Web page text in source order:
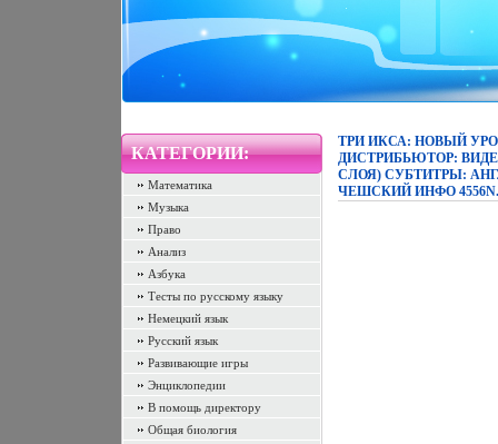
КАТЕГОРИИ:
Математика
Музыка
Право
Анализ
Азбука
Тесты по русскому языку
Немецкий язык
Русский язык
Развивающие игры
Энциклопедии
В помощь директору
Общая биология
ТРИ ИКСА: НОВЫЙ
ДИСТРИБЬЮТОР:
СЛОЯ) СУБТИТРЫ:
ЧЕШСКИЙ ИНФО 4556N.